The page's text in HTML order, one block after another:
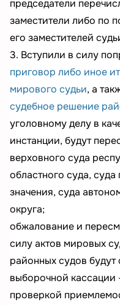
председатели
заместители либо по
его заместителей
3. Вступили в силу
приговор либо иное
мирового судьи, а
судебное решение
уголовному делу в
инстанции, будут
верховного суда
областного суда,
значения, суда
округа;
обжалование и
силу актов мировых
районных судов
выборочной кассации
проверкой